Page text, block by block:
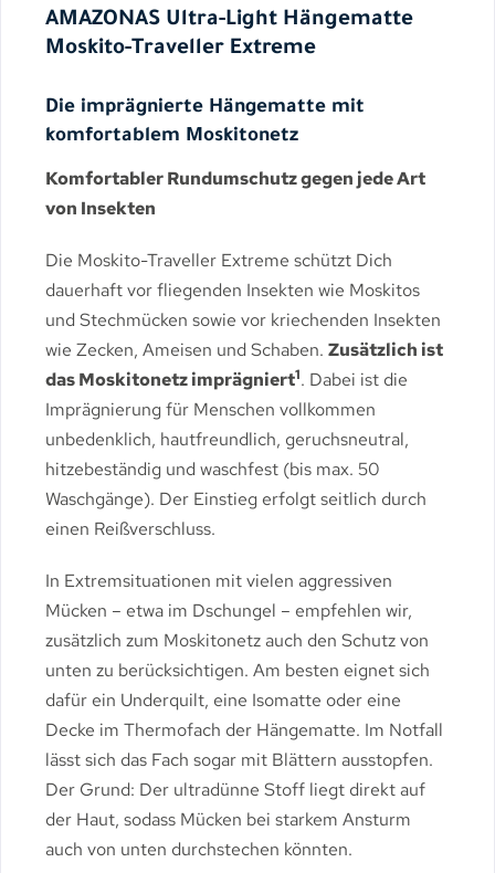
AMAZONAS Ultra-Light Hängematte
Moskito-Traveller Extreme
Die imprägnierte Hängematte mit
komfortablem Moskitonetz
Komfortabler Rundumschutz gegen jede Art
von Insekten
Die Moskito-Traveller Extreme schützt Dich
dauerhaft vor fliegenden Insekten wie Moskitos
und Stechmücken sowie vor kriechenden Insekten
wie Zecken, Ameisen und Schaben. Zusätzlich ist
das Moskitonetz imprägniert1. Dabei ist die
Imprägnierung für Menschen vollkommen
unbedenklich, hautfreundlich, geruchsneutral,
hitzebeständig und waschfest (bis max. 50
Waschgänge). Der Einstieg erfolgt seitlich durch
einen Reißverschluss.
In Extremsituationen mit vielen aggressiven
Mücken – etwa im Dschungel – empfehlen wir,
zusätzlich zum Moskitonetz auch den Schutz von
unten zu berücksichtigen. Am besten eignet sich
dafür ein Underquilt, eine Isomatte oder eine
Decke im Thermofach der Hängematte. Im Notfall
lässt sich das Fach sogar mit Blättern ausstopfen.
Der Grund: Der ultradünne Stoff liegt direkt auf
der Haut, sodass Mücken bei starkem Ansturm
auch von unten durchstechen könnten.